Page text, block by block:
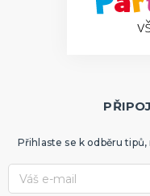
Přihlaste se k odběru